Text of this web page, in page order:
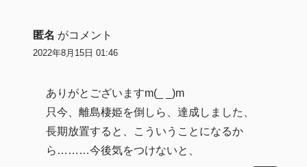
匿名 がコメント
2022年8月15日 01:46
ありがとございますm(_ _)m
只今、離島棲姫を倒しら、達成しました、
長期放置すると、こういうことになるか
ら………今後気をつけないと、